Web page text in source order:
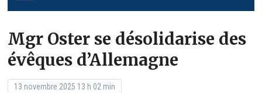
Mgr Oster se désolidarise des
évêques d’Allemagne
13 novembre 2025 13 h 02 min